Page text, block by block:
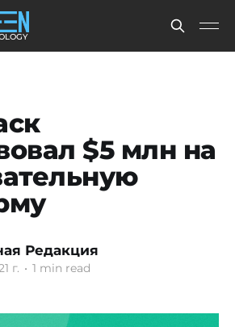
$5 млн на
Редакция
г. • 1 min read